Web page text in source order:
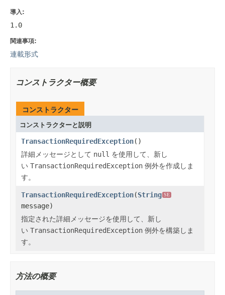
導入:
1.0
関連事項:
連載形式
コンストラクター概要
コンストラクター
コンストラクターと説明
TransactionRequiredException()
詳細メッセージとして null を使用して、新し
い TransactionRequiredException 例外を作成しま
す。
TransactionRequiredException(String SE
message)
指定された詳細メッセージを使用して、新し
い TransactionRequiredException 例外を構築しま
す。
方法の概要